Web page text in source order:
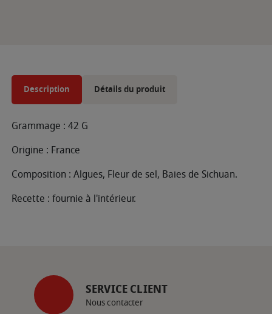
Description Détails du produit
Grammage : 42 G
Origine : France
Composition : Algues, Fleur de sel, Baies de Sichuan.
Recette : fournie à l'intérieur.
SERVICE CLIENT
Nous contacter